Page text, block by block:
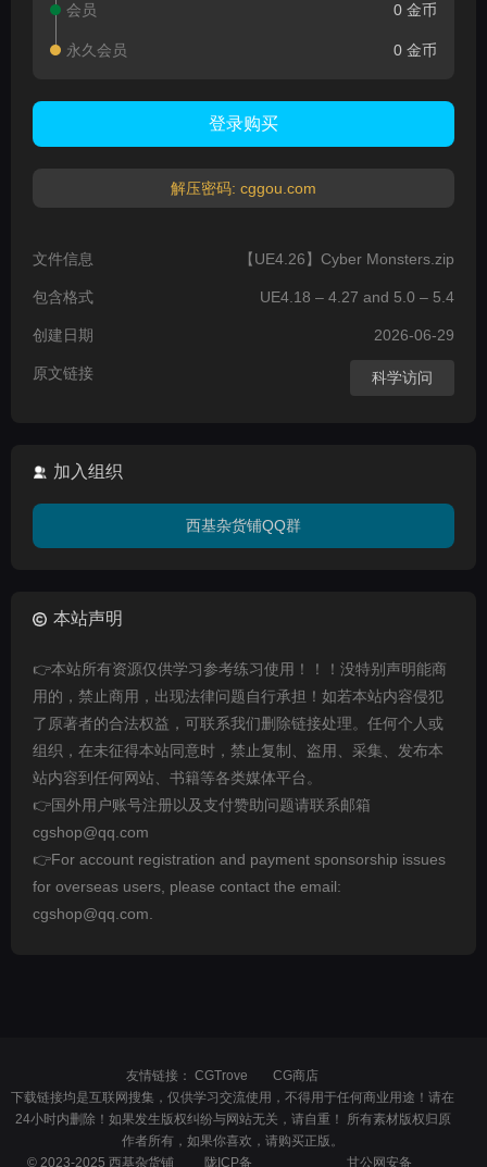
会员 0 金币
永久会员 0 金币
登录购买
解压密码: cggou.com
文件信息 【UE4.26】Cyber Monsters.zip
包含格式 UE4.18 – 4.27 and 5.0 – 5.4
创建日期 2026-06-29
原文链接 科学访问
加入组织
西基杂货铺QQ群
本站声明
👉本站所有资源仅供学习参考练习使用！！！没特别声明能商
用的，禁止商用，出现法律问题自行承担！如若本站内容侵犯
了原著者的合法权益，可联系我们删除链接处理。任何个人或
组织，在未征得本站同意时，禁止复制、盗用、采集、发布本
站内容到任何网站、书籍等各类媒体平台。
👉国外用户账号注册以及支付赞助问题请联系邮箱
cgshop@qq.com
👉For account registration and payment sponsorship issues
for overseas users, please contact the email:
cgshop@qq.com.
友情链接： CGTrove
CG商店
下载链接均是互联网搜集，仅供学习交流使用，不得用于任何商业用途！请在
24小时内删除！如果发生版权纠纷与网站无关，请自重！ 所有素材版权归原
作者所有，如果你喜欢，请购买正版。
© 2023-2025 西基杂货铺
陇ICP备 甘公网安备